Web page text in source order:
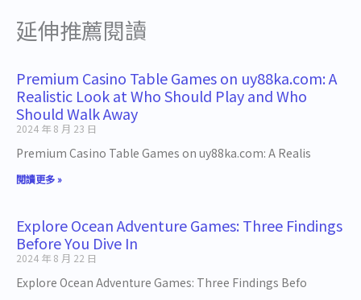
延伸推薦閱讀
Premium Casino Table Games on uy88ka.com: A
Realistic Look at Who Should Play and Who
Should Walk Away
2024 年 8 月 23 日
Premium Casino Table Games on uy88ka.com: A Realis
閱讀更多 »
Explore Ocean Adventure Games: Three Findings
Before You Dive In
2024 年 8 月 22 日
Explore Ocean Adventure Games: Three Findings Befo